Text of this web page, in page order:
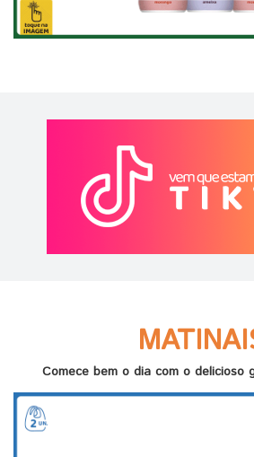
Comece bem o dia com o delicioso